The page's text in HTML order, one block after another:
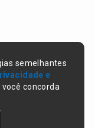
semelhantes
e
concorda